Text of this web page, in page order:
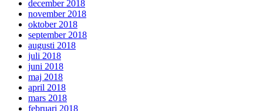
december 2018
november 2018
oktober 2018
september 2018
augusti 2018
juli 2018
juni 2018
maj 2018
april 2018
mars 2018
februari 2018